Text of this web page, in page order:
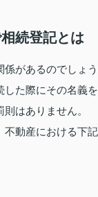
続登記とは
があるのでしょう
た際にその名義
はありません。
動産における下